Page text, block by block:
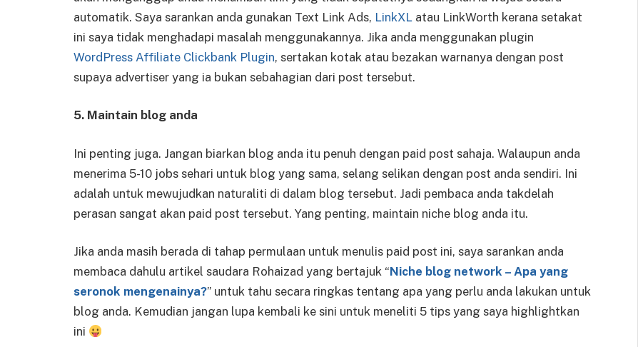
automatik. Saya sarankan anda gunakan Text Link Ads, LinkXL atau LinkWorth kerana setakat
ini saya tidak menghadapi masalah menggunakannya. Jika anda menggunakan plugin
WordPress Affiliate Clickbank Plugin, sertakan kotak atau bezakan warnanya dengan post
supaya advertiser yang ia bukan sebahagian dari post tersebut.
5. Maintain blog anda
Ini penting juga. Jangan biarkan blog anda itu penuh dengan paid post sahaja. Walaupun anda
menerima 5-10 jobs sehari untuk blog yang sama, selang selikan dengan post anda sendiri. Ini
adalah untuk mewujudkan naturaliti di dalam blog tersebut. Jadi pembaca anda takdelah
perasan sangat akan paid post tersebut. Yang penting, maintain niche blog anda itu.
Jika anda masih berada di tahap permulaan untuk menulis paid post ini, saya sarankan anda
membaca dahulu artikel saudara Rohaizad yang bertajuk “Niche blog network – Apa yang
seronok mengenainya?” untuk tahu secara ringkas tentang apa yang perlu anda lakukan untuk
blog anda. Kemudian jangan lupa kembali ke sini untuk meneliti 5 tips yang saya highlightkan
ini